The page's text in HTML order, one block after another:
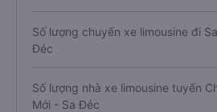
Số lượng chuyến xe limousine đi Sa
Đéc
Số lượng nhà xe limousine tuyến
Mới - Sa Đéc